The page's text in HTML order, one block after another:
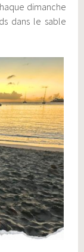
dimanche
dans le sable